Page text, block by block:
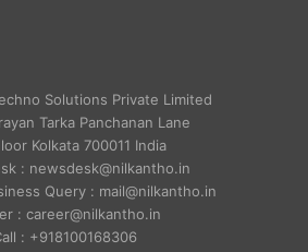
Solutions Private Limited
Tarka Panchanan Lane
Kolkata 700011 India
: newsdesk@nilkantho.in
Query : mail@nilkantho.in
: career@nilkantho.in
: +918100168306